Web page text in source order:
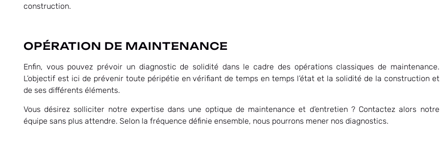
construction.
OPÉRATION DE MAINTENANCE
Enfin, vous pouvez prévoir un diagnostic de solidité dans le cadre des opérations classiques de maintenance.
L’objectif est ici de prévenir toute péripétie en vérifiant de temps en temps l’état et la solidité de la construction et
de ses différents éléments.
Vous désirez solliciter notre expertise dans une optique de maintenance et d’entretien ? Contactez alors notre
équipe sans plus attendre. Selon la fréquence définie ensemble, nous pourrons mener nos diagnostics.